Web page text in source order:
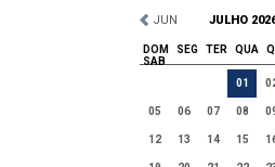
JUN JULHO
DOM SEG TER QUA
SAB
01
05 06 07 08
12 13 14 15